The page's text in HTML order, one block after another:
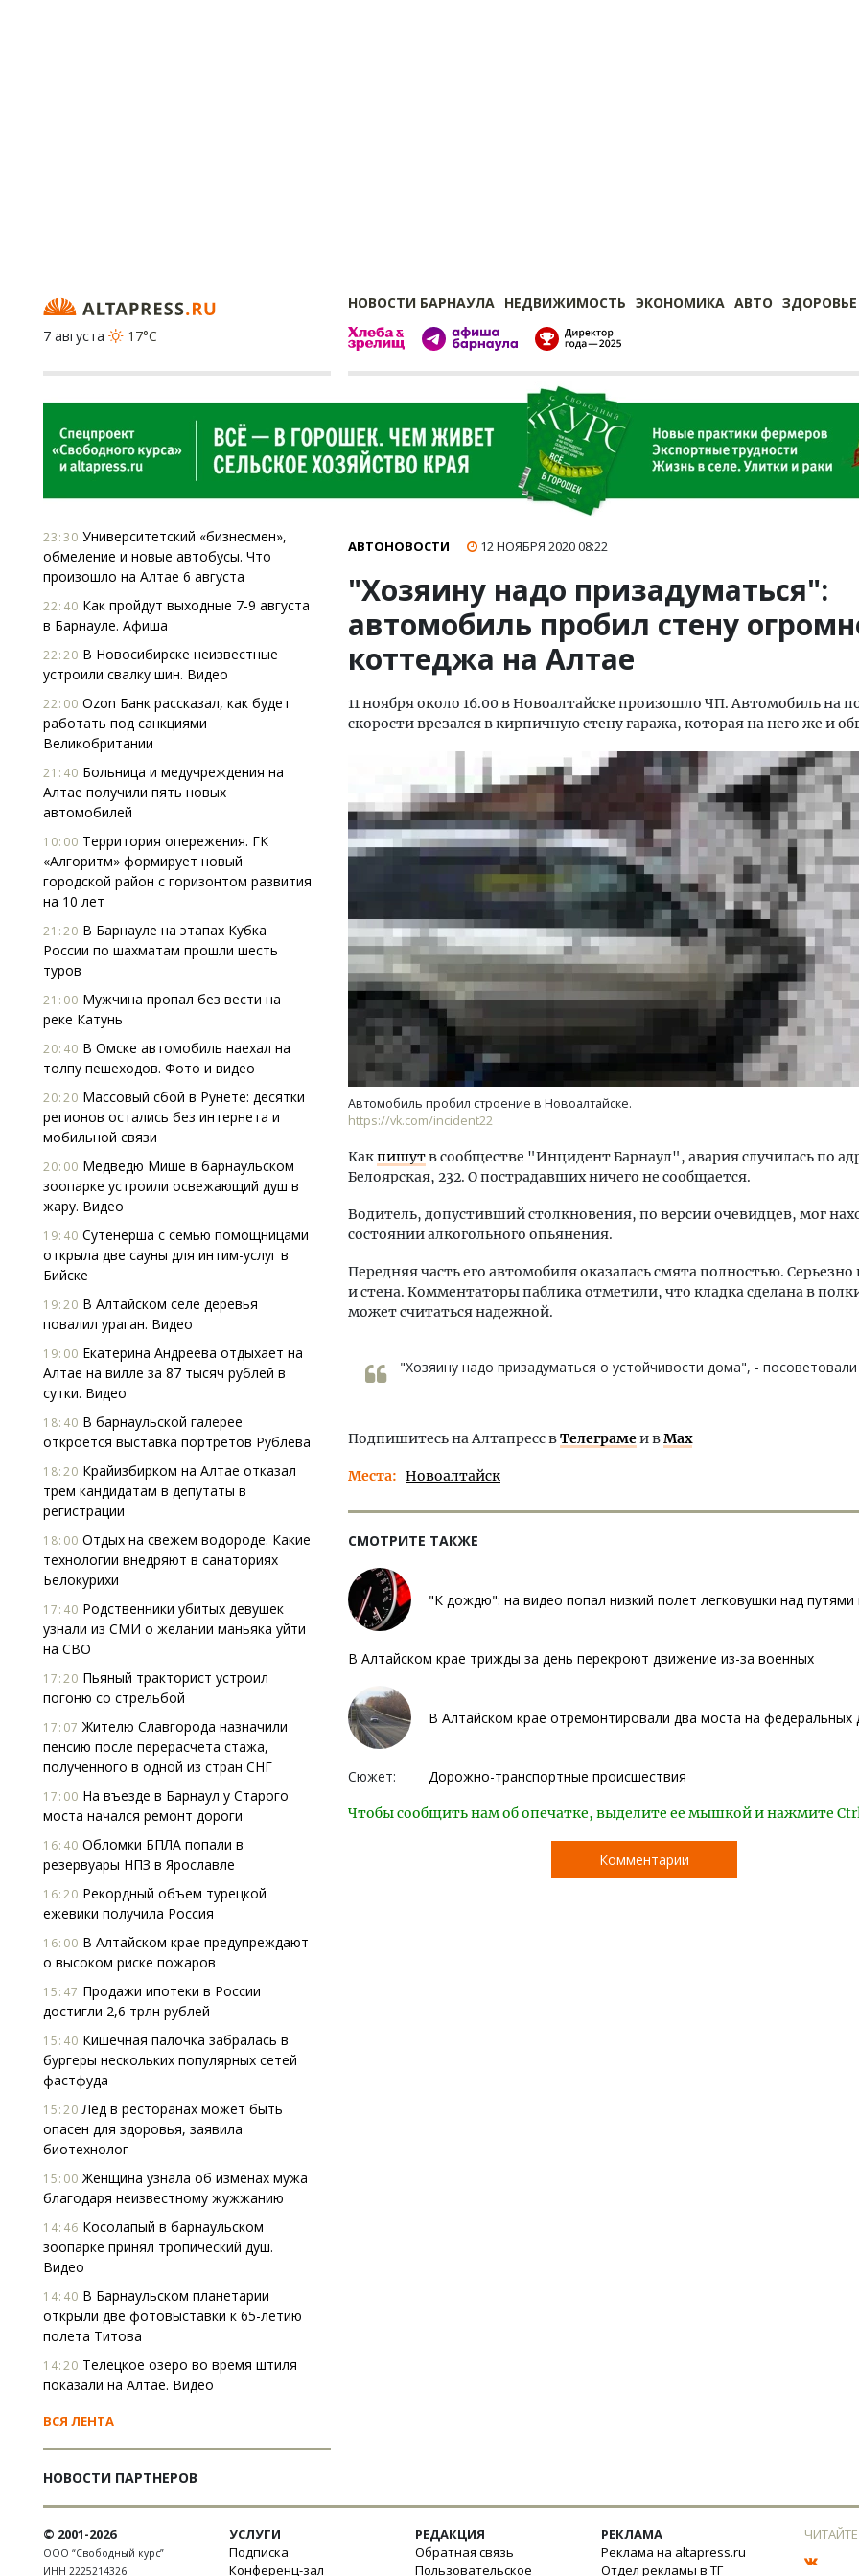
НОВОСТИ БАРНАУЛА НЕДВИЖИМОСТЬ ЭКОНОМИКА АВТО ЗДОРОВЬЕ
7 августа
17°C
23:30 Университетский «бизнесмен»,
обмеление и новые автобусы. Что
произошло на Алтае 6 августа
22:40 Как пройдут выходные 7-9 августа
в Барнауле. Афиша
22:20 В Новосибирске неизвестные
устроили свалку шин. Видео
22:00 Ozon Банк рассказал, как будет
работать под санкциями
Великобритании
21:40 Больница и медучреждения на
Алтае получили пять новых
автомобилей
10:00 Территория опережения. ГК
«Алгоритм» формирует новый
городской район с горизонтом развития
на 10 лет
21:20 В Барнауле на этапах Кубка
России по шахматам прошли шесть
туров
21:00 Мужчина пропал без вести на
реке Катунь
20:40 В Омске автомобиль наехал на
толпу пешеходов. Фото и видео
20:20 Массовый сбой в Рунете: десятки
регионов остались без интернета и
мобильной связи
20:00 Медведю Мише в барнаульском
зоопарке устроили освежающий душ в
жару. Видео
19:40 Сутенерша с семью помощницами
открыла две сауны для интим-услуг в
Бийске
19:20 В Алтайском селе деревья
повалил ураган. Видео
19:00 Екатерина Андреева отдыхает на
Алтае на вилле за 87 тысяч рублей в
сутки. Видео
18:40 В барнаульской галерее
откроется выставка портретов Рублева
18:20 Крайизбирком на Алтае отказал
трем кандидатам в депутаты в
регистрации
18:00 Отдых на свежем водороде. Какие
технологии внедряют в санаториях
Белокурихи
17:40 Родственники убитых девушек
узнали из СМИ о желании маньяка уйти
на СВО
17:20 Пьяный тракторист устроил
погоню со стрельбой
17:07 Жителю Славгорода назначили
пенсию после перерасчета стажа,
полученного в одной из стран СНГ
17:00 На въезде в Барнаул у Старого
моста начался ремонт дороги
16:40 Обломки БПЛА попали в
резервуары НПЗ в Ярославле
16:20 Рекордный объем турецкой
ежевики получила Россия
16:00 В Алтайском крае предупреждают
о высоком риске пожаров
15:47 Продажи ипотеки в России
достигли 2,6 трлн рублей
15:40 Кишечная палочка забралась в
бургеры нескольких популярных сетей
фастфуда
15:20 Лед в ресторанах может быть
опасен для здоровья, заявила
биотехнолог
15:00 Женщина узнала об изменах мужа
благодаря неизвестному жужжанию
14:46 Косолапый в барнаульском
зоопарке принял тропический душ.
Видео
14:40 В Барнаульском планетарии
открыли две фотовыставки к 65-летию
полета Титова
14:20 Телецкое озеро во время штиля
показали на Алтае. Видео
ВСЯ ЛЕНТА
НОВОСТИ ПАРТНЕРОВ
АВТОНОВОСТИ 12 НОЯБРЯ 202008:22
"Хозяину надо призадуматься":
автомобиль пробил стену
коттеджа на Алтае
11 ноября около 16.00 в Новоалтайске произошло ЧП. Автомобиль на
скорости врезался в кирпичную стену гаража, которая на него же и
Автомобиль пробил строение в Новоалтайске.
https://vk.com/incident22
Какпишутв сообществе "Инцидент Барнаул", авария случилась по
Белоярская, 232. О пострадавших ничего не сообщается.
Водитель, допустивший столкновения, по версии очевидцев, мог
состоянии алкогольного опьянения.
Передняя часть его автомобиля оказалась смята полностью. Серьезно
и стена. Комментаторы паблика отметили, что кладка сделана в
может считаться надежной.
"Хозяину надо призадуматься о устойчивости дома", -
Подпишитесь на Алтапресс вТелеграмеи вMax
Места Новоалтайск
СМОТРИТЕ ТАКЖЕ
"К дождю": на видео попал низкий полет легковушки над путями
В Алтайском крае трижды за день перекроют движение из-за военных
В Алтайском крае отремонтировали два моста на федеральных
Сюжет: Дорожно-транспортные происшествия
Чтобы сообщить нам об опечатке, выделите ее мышкой и нажмите
Комментарии
Архитектурный код
земли. Мощение
плитами становится
стандартом
© 2001-2026
ООО “Свободный курс”
ИНН 2225214326
УСЛУГИ
Подписка
Конференц-зал
РЕДАКЦИЯ
Обратная связь
Пользовательское
РЕКЛАМА
Реклама на altapress.ru
Отдел рекламы в ТГ